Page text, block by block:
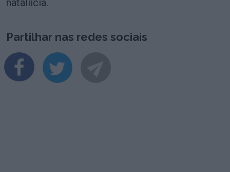
Partilhar nas redes sociais